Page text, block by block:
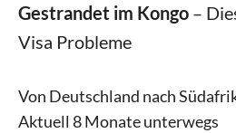
Gestrandet im Kongo –
Visa Probleme
Von Deutschland nach
Aktuell 8 Monate unterwegs